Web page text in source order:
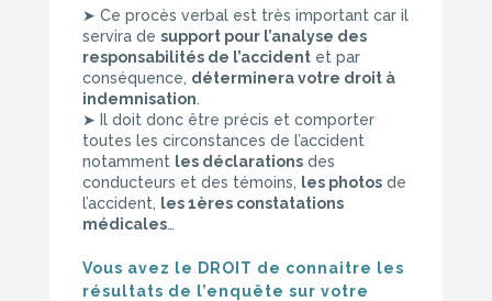
➤ Ce procès verbal est très important car il
servira de support pour l’analyse des
responsabilités de l’accidentet par
conséquence, déterminera votre droit à
indemnisation.
➤ Il doit donc être précis et comporter
toutes les circonstances de l’accident
notamment les déclarationsdes
conducteurs et des témoins, les photosde
l’accident, les 1ères constatations
médicales…
Vous avez le DROIT de connaitre les
résultats de l’enquête sur votre